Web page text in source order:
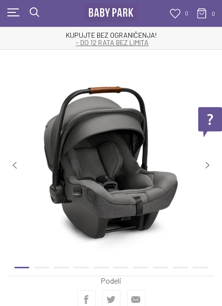
0 0
KUPUJTE BEZ OGRANIČENJA!
- DO 12 RATA BEZ LIMITA
Podeli